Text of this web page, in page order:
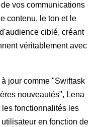
vos communications
contenu, le ton et le
ciblé, créant
véritablement avec
jour comme "Swiftask
nouveautés", Lena
fonctionnalités les
en fonction de